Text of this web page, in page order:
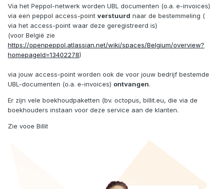
Via het Peppol-netwerk worden UBL documenten (o.a. e-invoices)
via een peppol access-point verstuurd naar de bestemmeling (
via het access-point waar deze geregistreerd is)
(voor België zie
https://openpeppol.atlassian.net/wiki/spaces/Belgium/overview?
homepageId=13402278)
via jouw access-point worden ook de voor jouw bedrijf bestemde
UBL-documenten (o.a. e-invoices) ontvangen.
Er zijn vele boekhoudpaketten (bv. octopus, billit.eu, die via de
boekhouders instaan voor deze service aan de klanten.
Zie vooe Billit